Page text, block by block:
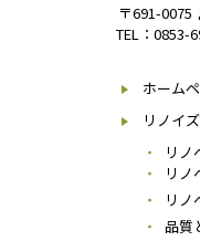
〒691-0075
TEL：0853-
ホーム
リノイ
リノ
リノ
リノ
品質